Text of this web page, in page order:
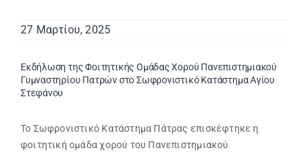
27 Μαρτίου, 2025
Εκδήλωση της Φοιτητικής Ομάδας Χορού Πανεπιστημιακού
Γυμναστηρίου Πατρών στο Σωφρονιστικό Κατάστημα Αγίου
Στεφάνου
Το Σωφρονιστικό Κατάστημα Πάτρας επισκέφτηκε η
φοιτητική ομάδα χορού του Πανεπιστημιακού